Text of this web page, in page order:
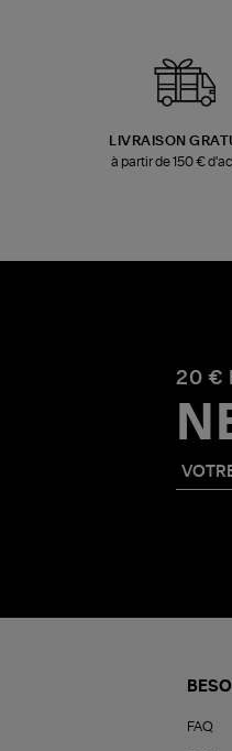
LIVRAISON
à partir de 150 €
20 €
FAQ